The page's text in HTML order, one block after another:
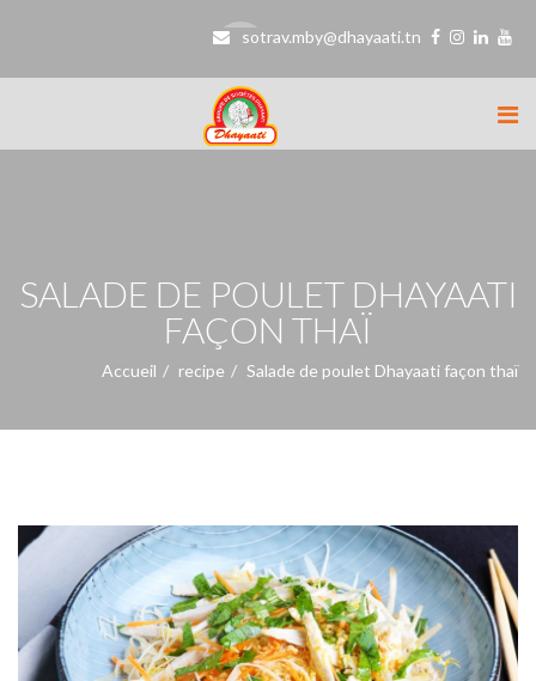
sotrav.mby@dhayaati.tn
SALADE DE POULET DHAYAATI
FAÇON THAÏ
Accueil recipe Salade de poulet Dhayaati façon thaï